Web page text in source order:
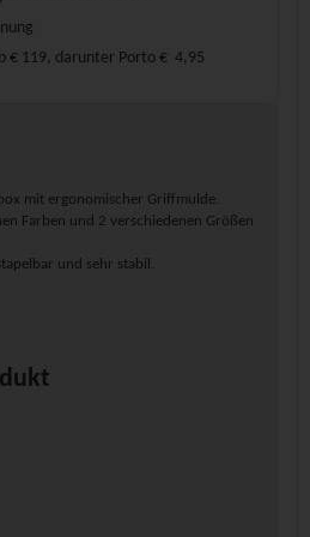
€ 119, darunter Porto € 4,95
mit ergonomischer Griffmulde.
Farben und 2 verschiedenen Größen
und sehr stabil.